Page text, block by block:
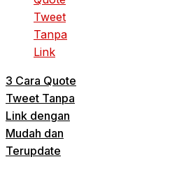
3 Cara Quote
Tweet Tanpa
Link dengan
Mudah dan
Terupdate